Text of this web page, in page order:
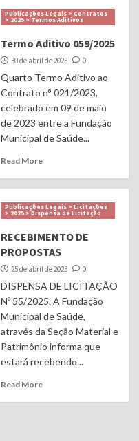
Publicações Legais > Contratos
> 2025 > Termos Aditivos
Termo Aditivo 059/2025
30 de abril de 2025 0
Quarto Termo Aditivo ao
Contrato n° 021/2023,
celebrado em 09 de maio
de 2023 entre a Fundação
Municipal de Saúde...
Read More
Publicações Legais > Licitações
> 2025 > Dispensa de Licitação
RECEBIMENTO DE
PROPOSTAS
25 de abril de 2025 0
DISPENSA DE LICITAÇÃO
Nº 55/2025. A Fundação
Municipal de Saúde,
através da Seção Material e
Patrimônio informa que
estará recebendo...
Read More